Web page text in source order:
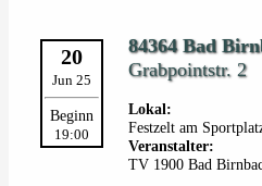
20
Jun 25
Beginn
19:00
84364 Bad
Grabpointstr. 2
Lokal:
Festzelt am
Veranstalter:
TV 1900 Bad